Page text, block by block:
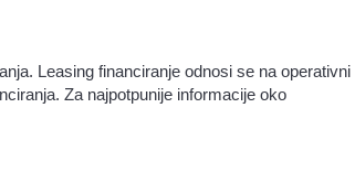
Leasing financiranje odnosi se na operativni
Za najpotpunije informacije oko